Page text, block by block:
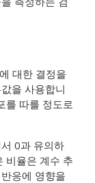
대한 결정을
을 사용합니
를 따를 정도로
0과 유의하
비율은 계수 추
응에 영향을